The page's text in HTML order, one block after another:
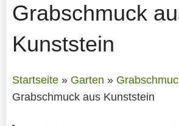
Grabschmuck
Kunststein
Startseite» Garten »
Grabschmuck aus Kunststein